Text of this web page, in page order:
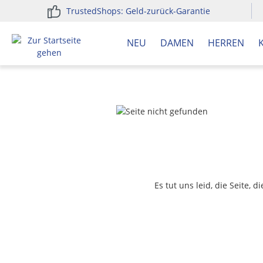
Zur Hauptnavigation springen
TrustedShops: Geld-zurück-Garantie
NEU DAMEN HERREN
Es tut uns leid, die Seite,